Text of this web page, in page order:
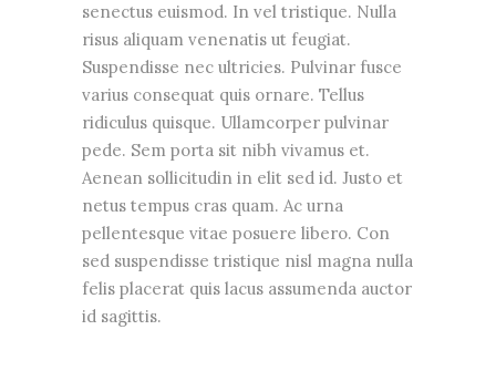
senectus euismod. In vel tristique. Nulla
risus aliquam venenatis ut feugiat.
Suspendisse nec ultricies. Pulvinar fusce
varius consequat quis ornare. Tellus
ridiculus quisque. Ullamcorper pulvinar
pede. Sem porta sit nibh vivamus et.
Aenean sollicitudin in elit sed id. Justo et
netus tempus cras quam. Ac urna
pellentesque vitae posuere libero. Con
sed suspendisse tristique nisl magna nulla
felis placerat quis lacus assumenda auctor
id sagittis.